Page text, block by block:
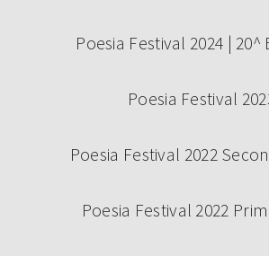
Poesia Festival 2024 | 20^
Poesia Festival
Poesia Festival 2022
Poesia Festival 2022